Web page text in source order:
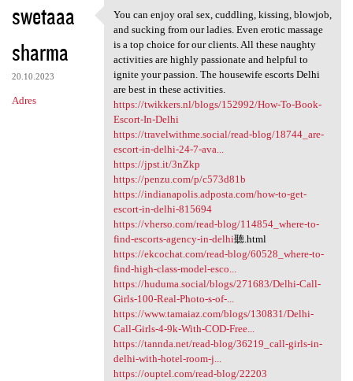
swetaaa
sharma
20.10.2023
Adres
You can enjoy oral sex,
You can enjoy oral sex, cuddling, kissing, blowjob,
and sucking from our ladies. Even erotic massage
is a top choice for our clients. All these naughty
activities are highly passionate and helpful to
ignite your passion. The housewife escorts Delhi
are best in these activities.
https://twikkers.nl/blogs/152992/How-To-Book-
Escort-In-Delhi
https://travelwithme.social/read-blog/18744_are-
escort-in-delhi-24-7-ava...
https://jpst.it/3nZkp
https://penzu.com/p/c573d81b
https://indianapolis.adposta.com/how-to-get-
escort-in-delhi-815694
https://vherso.com/read-blog/114854_where-to-
find-escorts-agency-in-delhi聽.html
https://ekcochat.com/read-blog/60528_where-to-
find-high-class-model-esco...
https://huduma.social/blogs/271683/Delhi-Call-
Girls-100-Real-Photo-s-of-...
https://www.tamaiaz.com/blogs/130831/Delhi-
Call-Girls-4-9k-With-COD-Free...
https://tannda.net/read-blog/36219_call-girls-in-
delhi-with-hotel-room-j...
https://ouptel.com/read-blog/22203